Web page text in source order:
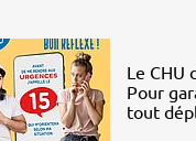
Le CHU
Pour
tout